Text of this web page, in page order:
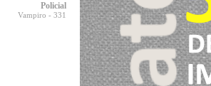
Policial
Vampiro - 331